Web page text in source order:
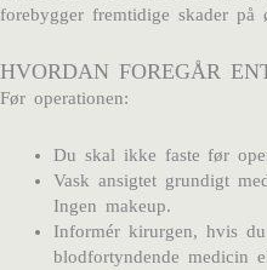
forebygger fremtidige skader på
HVORDAN FOREGÅR
Før operationen:
Du skal ikke faste før
Vask ansigtet grundigt
Ingen makeup.
Informér kirurgen, hvis
blodfortyndende medicin